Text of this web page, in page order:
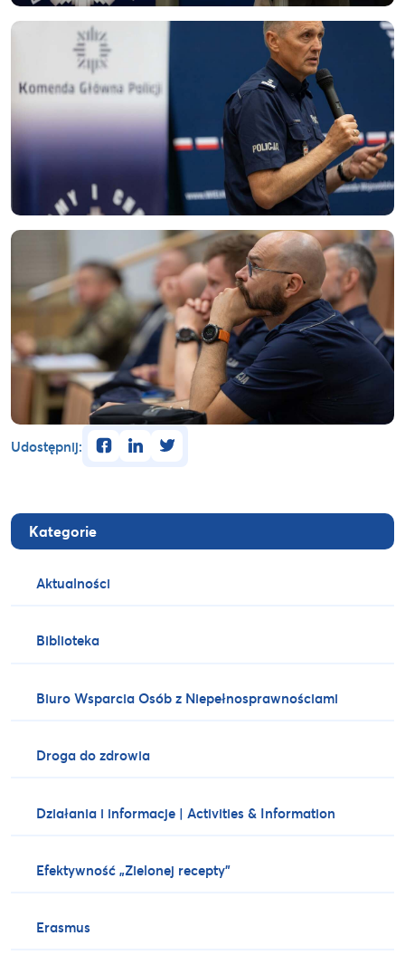
Kategorie
Aktualności
Biblioteka
Biuro Wsparcia Osób z Niepełnosprawnościami
Droga do zdrowia
Działania i informacje | Activities & Information
Efektywność „Zielonej recepty”
Erasmus
Udostępnij: facebooklinkedintwitter